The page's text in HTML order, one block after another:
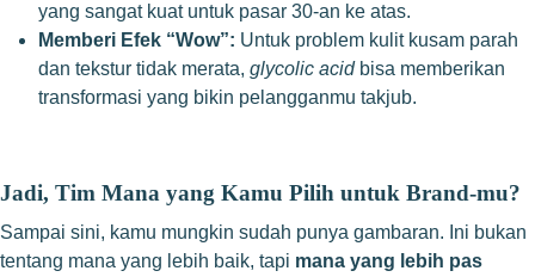
yang sangat kuat untuk pasar 30-an ke atas.
Memberi Efek “Wow”: Untuk problem kulit kusam parah
dan tekstur tidak merata, glycolic acidbisa memberikan
transformasi yang bikin pelangganmu takjub.
Jadi, Tim Mana yang Kamu Pilih untuk Brand-mu?
Sampai sini, kamu mungkin sudah punya gambaran. Ini bukan
tentang mana yang lebih baik, tapi mana yang lebih pas